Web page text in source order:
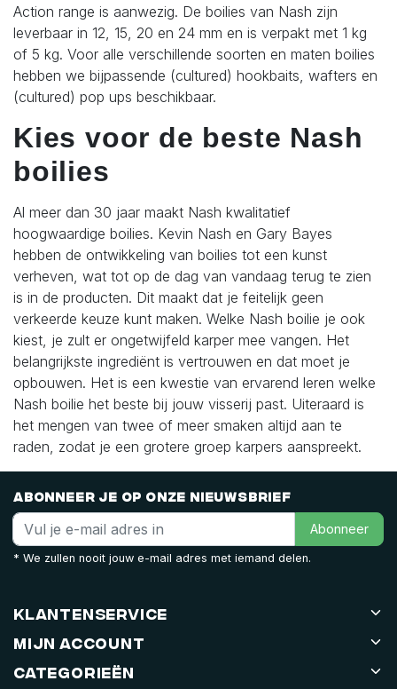
Action range is aanwezig. De boilies van Nash zijn
leverbaar in 12, 15, 20 en 24 mm en is verpakt met 1 kg
of 5 kg. Voor alle verschillende soorten en maten boilies
hebben we bijpassende (cultured) hookbaits, wafters en
(cultured) pop ups beschikbaar.
Kies voor de beste Nash
boilies
Al meer dan 30 jaar maakt Nash kwalitatief
hoogwaardige boilies. Kevin Nash en Gary Bayes
hebben de ontwikkeling van boilies tot een kunst
verheven, wat tot op de dag van vandaag terug te zien
is in de producten. Dit maakt dat je feitelijk geen
verkeerde keuze kunt maken. Welke Nash boilie je ook
kiest, je zult er ongetwijfeld karper mee vangen. Het
belangrijkste ingrediënt is vertrouwen en dat moet je
opbouwen. Het is een kwestie van ervarend leren welke
Nash boilie het beste bij jouw visserij past. Uiteraard is
het mengen van twee of meer smaken altijd aan te
raden, zodat je een grotere groep karpers aanspreekt.
Abonneer je op onze nieuwsbrief
Abonneer
* We zullen nooit jouw e-mail adres met iemand delen.
Klantenservice
Mijn account
Categorieën